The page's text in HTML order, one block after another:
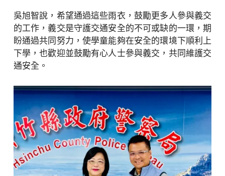
吳旭智說，希望通過這些雨衣，鼓勵更多人參與義交
的工作，義交是守護交通安全的不可或缺的一環，期
盼通過共同努力，使學童能夠在安全的環境下順利上
下學，也歡迎並鼓勵有心人士參與義交，共同維護交
通安全。